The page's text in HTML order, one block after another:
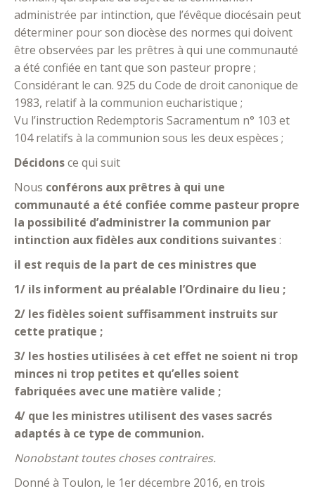
administrée par intinction, que l’évêque diocésain peut
déterminer pour son diocèse des normes qui doivent
être observées par les prêtres à qui une communauté
a été confiée en tant que son pasteur propre ;
Considérant le can. 925 du Code de droit canonique de
1983, relatif à la communion eucharistique ;
Vu l’instruction Redemptoris Sacramentum n° 103 et
104 relatifs à la communion sous les deux espèces ;
Décidonsce qui suit
Nous conférons aux prêtres à qui une
communauté a été confiée comme pasteur propre
la possibilité d’administrer la communion par
intinction aux fidèles aux conditions suivantes:
il est requis de la part de ces ministres que
1/ ils informent au préalable l’Ordinaire du lieu ;
2/ les fidèles soient suffisamment instruits sur
cette pratique ;
3/ les hosties utilisées à cet effet ne soient ni trop
minces ni trop petites et qu’elles soient
fabriquées avec une matière valide ;
4/ que les ministres utilisent des vases sacrés
adaptés à ce type de communion.
Nonobstant toutes choses contraires.
Donné à Toulon, le 1er décembre 2016, en trois